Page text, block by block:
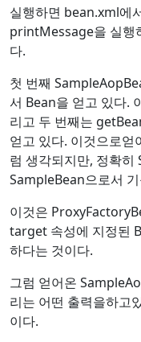
실행하면 bean.xml에
printMessage을 실행
다.
첫 번째
서 Bean을 얻고 있다.
리고 두 번째는
얻고 있다. 이것으로
럼 생각되지만, 정확
SampleBean으로서
이것은
target 속성에 지정된
하다는 것이다.
그럼 얻어온
리는 어떤 출력을하고
이다.